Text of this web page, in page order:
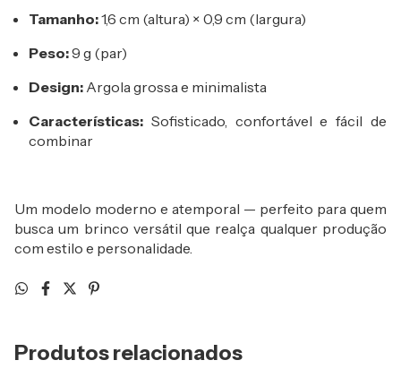
Tamanho:1,6 cm (altura) × 0,9 cm (largura)
Peso:9 g (par)
Design: Argola grossa e minimalista
Características: Sofisticado, confortável e fácil de
combinar
Um modelo moderno e atemporal — perfeito para quem
busca um brinco versátil que realça qualquer produção
com estilo e personalidade.
Produtos relacionados